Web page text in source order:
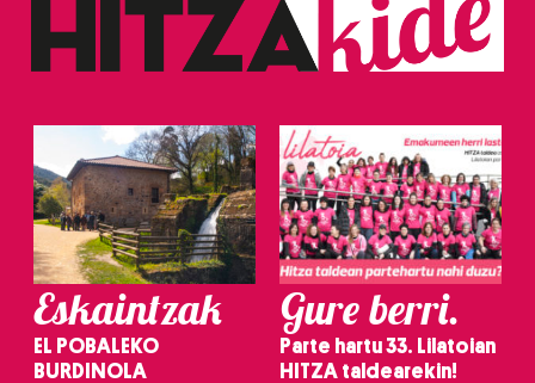
erabiltzeko baimen esplizitua ematen diguzu. Gehiago
Eskaintzak
EL POBALEKO
BURDINOLA
Gure berri.
Parte hartu 33. Lilatoian
HITZA taldearekin!